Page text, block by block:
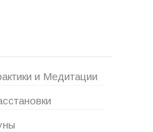
и Медитации